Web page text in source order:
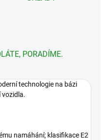
PORADÍME.
technologie na bázi
vozidla.
namáhání; klasifikace E2